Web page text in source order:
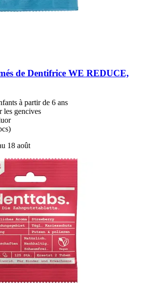
de Dentifrice WE REDUCE,
à partir de 6 ans
les gencives
18 août